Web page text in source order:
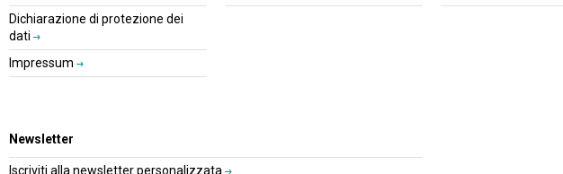
Dichiarazione di protezione dei
dati
Impressum
Newsletter
Iscriviti alla newsletter personalizzata